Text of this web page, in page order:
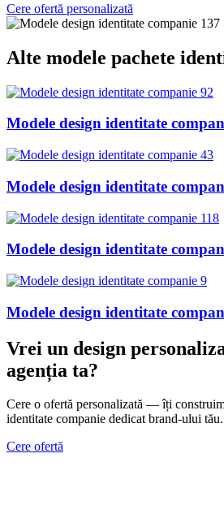
Cere ofertă personalizată
Alte modele pachete
Modele design identitate
Modele design identitate
Modele design identitate
Modele design identitate
Vrei un design
agenția ta?
Cere o ofertă personalizată — îți
identitate companie dedicat brand-ului tău.
Cere ofertă